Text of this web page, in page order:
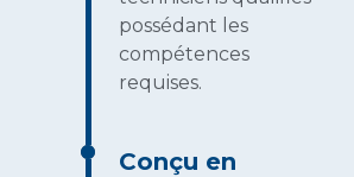
possédant les
compétences
requises.
Conçu en